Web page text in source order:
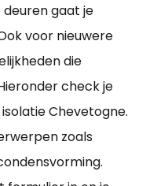
gaat je
voor nieuwere
die
check je
Chevetogne.
zoals